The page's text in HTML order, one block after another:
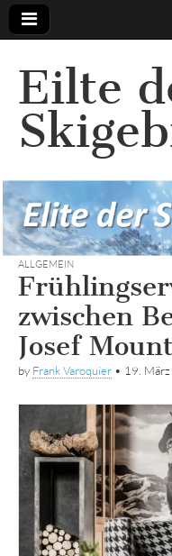
Eilte
ALLGEMEIN
zwischen
Josef
by Frank Varoquier • 19.